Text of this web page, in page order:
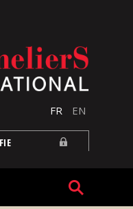
FR EN